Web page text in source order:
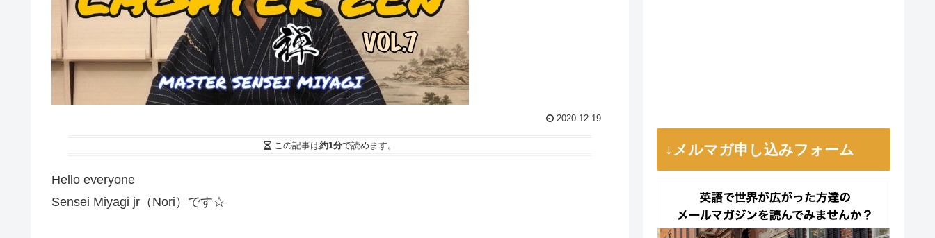
2020.12.19
この記事は約1分で読めます。
Hello everyone
Sensei Miyagi jr（Nori）です☆
↓メルマガ申し込みフォーム